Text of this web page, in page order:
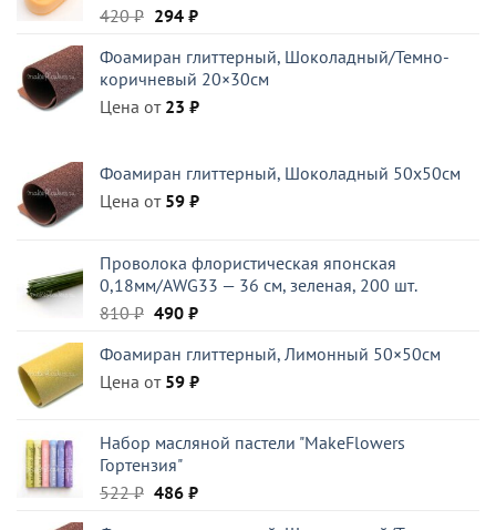
420₽ Первоначальная
составляла
420 ₽.
294 ₽Текущая
294 ₽.
Фоамиран глиттерный, Шоколадный/Темно-
коричневый 20×30см
Цена от 23 ₽
Фоамиран глиттерный, Шоколадный 50x50см
Цена от 59 ₽
Проволока флористическая японская
0,18мм/AWG33 — 36 см, зеленая, 200 шт.
810₽ Первоначальная
составляла
810 ₽.
490 ₽Текущая
490 ₽.
Фоамиран глиттерный, Лимонный 50×50см
Цена от 59 ₽
Набор масляной пастели "MakeFlowers
Гортензия"
522₽ Первоначальная
486 ₽Текущая